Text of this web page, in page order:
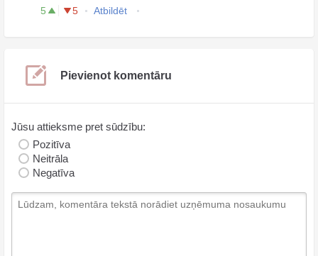
5 5 Atbildēt
Pievienot komentāru
Jūsu attieksme pret sūdzību:
Pozitīva
Neitrāla
Negatīva